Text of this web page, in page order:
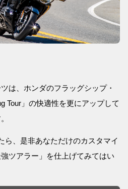
は、ホンダのフラッグシップ・
Tour」の快適性を更にアップして
ら、是非あなただけのカスタマイ
ツアラー」を仕上げてみてはい